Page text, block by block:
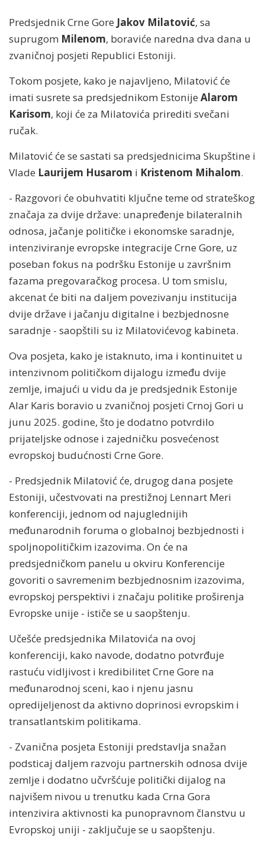
Predsjednik Crne Gore Jakov Milatović, sa
suprugom Milenom, boraviće naredna dva dana u
zvaničnoj posjeti Republici Estoniji.
Tokom posjete, kako je najavljeno, Milatović će
imati susrete sa predsjednikom Estonije Alarom
Karisom, koji će za Milatovića prirediti svečani
ručak.
Milatović će se sastati sa predsjednicima Skupštine i
Vlade Laurijem Husarom i Kristenom Mihalom.
- Razgovori će obuhvatiti ključne teme od strateškog
značaja za dvije države: unapređenje bilateralnih
odnosa, jačanje političke i ekonomske saradnje,
intenziviranje evropske integracije Crne Gore, uz
poseban fokus na podršku Estonije u završnim
fazama pregovaračkog procesa. U tom smislu,
akcenat će biti na daljem povezivanju institucija
dvije države i jačanju digitalne i bezbjednosne
saradnje - saopštili su iz Milatovićevog kabineta.
Ova posjeta, kako je istaknuto, ima i kontinuitet u
intenzivnom političkom dijalogu između dvije
zemlje, imajući u vidu da je predsjednik Estonije
Alar Karis boravio u zvaničnoj posjeti Crnoj Gori u
junu 2025. godine, što je dodatno potvrdilo
prijateljske odnose i zajedničku posvećenost
evropskoj budućnosti Crne Gore.
- Predsjednik Milatović će, drugog dana posjete
Estoniji, učestvovati na prestižnoj Lennart Meri
konferenciji, jednom od najuglednijih
međunarodnih foruma o globalnoj bezbjednosti i
spoljnopolitičkim izazovima. On će na
predsjedničkom panelu u okviru Konferencije
govoriti o savremenim bezbjednosnim izazovima,
evropskoj perspektivi i značaju politike proširenja
Evropske unije - ističe se u saopštenju.
Učešće predsjednika Milatovića na ovoj
konferenciji, kako navode, dodatno potvrđuje
rastuću vidljivost i kredibilitet Crne Gore na
međunarodnoj sceni, kao i njenu jasnu
opredijeljenost da aktivno doprinosi evropskim i
transatlantskim politikama.
- Zvanična posjeta Estoniji predstavlja snažan
podsticaj daljem razvoju partnerskih odnosa dvije
zemlje i dodatno učvršćuje politički dijalog na
najvišem nivou u trenutku kada Crna Gora
intenzivira aktivnosti ka punopravnom članstvu u
Evropskoj uniji - zaključuje se u saopštenju.